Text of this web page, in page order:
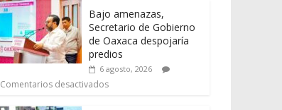
Bajo amenazas,
Secretario de Gobierno
de Oaxaca despojaría
predios
6 agosto, 2026
Comentarios desactivados